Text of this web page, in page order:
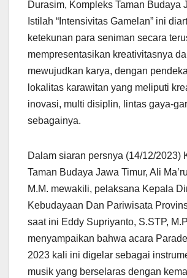
Durasim, Kompleks Taman Budaya
Istilah “Intensivitas Gamelan” ini
ketekunan para seniman secara
mempresentasikan kreativitasnya
mewujudkan karya, dengan
lokalitas karawitan yang meliputi
inovasi, multi disiplin, lintas gaya-
sebagainya.
Dalam siaran persnya (14/12/2023)
Taman Budaya Jawa Timur, Ali
M.M. mewakili, pelaksana Kepala
Kebudayaan Dan Pariwisata
saat ini Eddy Supriyanto, S.STP,
menyampaikan bahwa acara
2023 kali ini digelar sebagai
musik yang berselaras dengan